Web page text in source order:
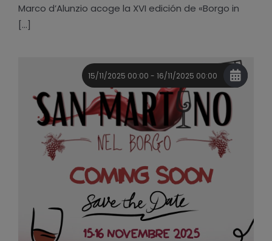
Marco d’Alunzio acoge la XVI edición de «Borgo in
[...]
15/11/2025 00:00 - 16/11/2025 00:00